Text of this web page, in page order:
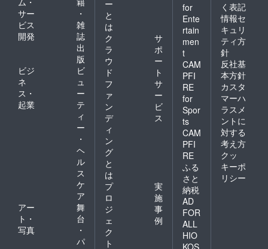
サー
ビス
開発
・
雑
誌
出
版
ビジ
ネ
ス・
起業
ビ
ュ
ー
テ
ィ
ー
・
ヘ
ル
ス
ケ
ア
アー
ト・
写真
舞
台
・
パ
ー
と
は
ク
ラ
ウ
ド
フ
ァ
ン
デ
ィ
ン
グ
と
は
サ
ポ
ー
ト
サ
ー
ビ
ス
プ
ロ
ジ
ェ
ク
ト
実
施
事
例
for
Ente
rtain
men
t
CAM
PFI
RE
for
Spor
ts
CAM
PFI
RE
ふる
さと
納税
AD
FOR
ALL
HIO
KOS
く表記
情報セ
キュリ
ティ方
針
反社基
本方針
カスタ
マーハ
ラスメ
ントに
対する
考え方
クッ
キーポ
リシー